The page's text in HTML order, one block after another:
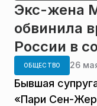
Экс-жена
обвинила
России в
ОБЩЕСТВО 26
Бывшая
«Пари Сен-